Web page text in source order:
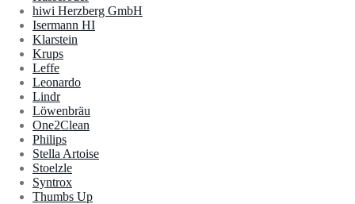
hiwi Herzberg GmbH
Isermann HI
Klarstein
Krups
Leffe
Leonardo
Lindr
Löwenbräu
One2Clean
Philips
Stella Artoise
Stoelzle
Syntrox
Thumbs Up